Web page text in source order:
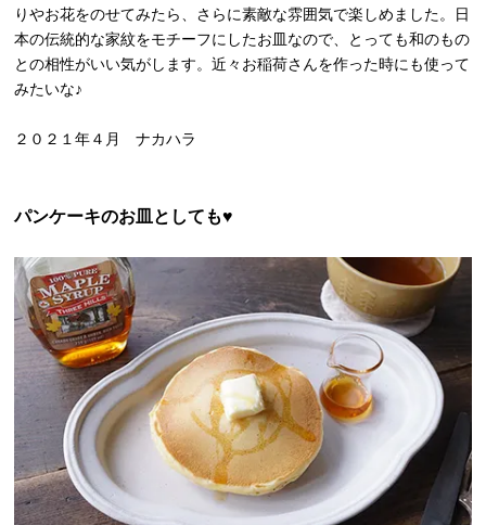
りやお花をのせてみたら、さらに素敵な雰囲気で楽しめました。日
本の伝統的な家紋をモチーフにしたお皿なので、とっても和のもの
との相性がいい気がします。近々お稲荷さんを作った時にも使って
みたいな♪
２０２１年４月 ナカハラ
パンケーキのお皿としても♥